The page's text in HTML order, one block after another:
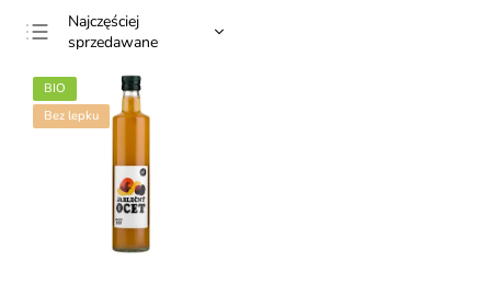
Najczęściej
sprzedawane
Najdroższe
BIO
Bez lepku